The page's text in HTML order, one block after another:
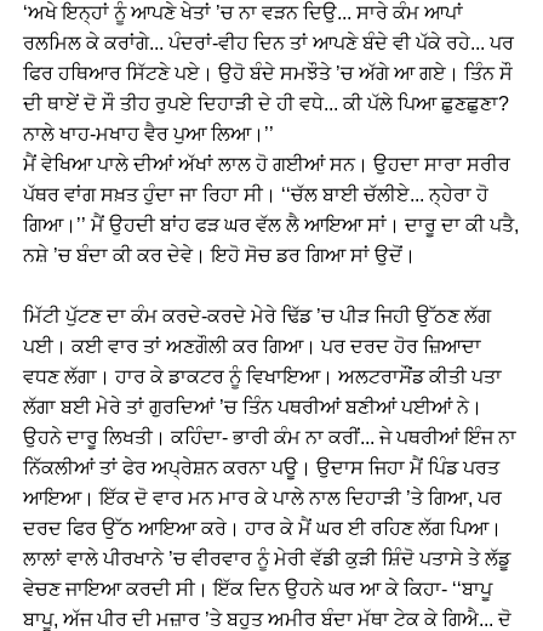
‘ਅਖੇ ਇਨ੍ਹਾਂ ਨੂੰ ਆਪਣੇ ਖੇਤਾਂ ’ਚ ਨਾ ਵੜਨ ਦਿਉ... ਸਾਰੇ ਕੰਮ ਆਪਾਂ
ਰਲਮਿਲ ਕੇ ਕਰਾਂਗੇ... ਪੰਦਰਾਂ-ਵੀਹ ਦਿਨ ਤਾਂ ਆਪਣੇ ਬੰਦੇ ਵੀ ਪੱਕੇ ਰਹੇ... ਪਰ
ਫਿਰ ਹਥਿਆਰ ਸਿੱਟਣੇ ਪਏ। ਉਹੋ ਬੰਦੇ ਸਮਝੌਤੇ ’ਚ ਅੱਗੇ ਆ ਗਏ। ਤਿੰਨ ਸੌ
ਦੀ ਥਾਏਂ ਦੋ ਸੌ ਤੀਹ ਰੁਪਏ ਦਿਹਾੜੀ ਦੇ ਹੀ ਵਧੇ... ਕੀ ਪੱਲੇ ਪਿਆ ਛੁਣਛੁਣਾ?
ਨਾਲੇ ਖਾਹ-ਮਖਾਹ ਵੈਰ ਪੁਆ ਲਿਆ।’’
ਮੈਂ ਵੇਖਿਆ ਪਾਲੇ ਦੀਆਂ ਅੱਖਾਂ ਲਾਲ ਹੋ ਗਈਆਂ ਸਨ। ਉਹਦਾ ਸਾਰਾ ਸਰੀਰ
ਪੱਥਰ ਵਾਂਗ ਸਖ਼ਤ ਹੁੰਦਾ ਜਾ ਰਿਹਾ ਸੀ। ‘‘ਚੱਲ ਬਾਈ ਚੱਲੀਏ... ਨ੍ਹੇਰਾ ਹੋ
ਗਿਆ।’’ ਮੈਂ ਉਹਦੀ ਬਾਂਹ ਫੜ ਘਰ ਵੱਲ ਲੈ ਆਇਆ ਸਾਂ। ਦਾਰੂ ਦਾ ਕੀ ਪਤੈ,
ਨਸ਼ੇ ’ਚ ਬੰਦਾ ਕੀ ਕਰ ਦੇਵੇ। ਇਹੋ ਸੋਚ ਡਰ ਗਿਆ ਸਾਂ ਉਦੋਂ।
ਮਿੱਟੀ ਪੁੱਟਣ ਦਾ ਕੰਮ ਕਰਦੇ-ਕਰਦੇ ਮੇਰੇ ਢਿੱਡ ’ਚ ਪੀੜ ਜਿਹੀ ਉੱਠਣ ਲੱਗ
ਪਈ। ਕਈ ਵਾਰ ਤਾਂ ਅਣਗੌਲੀ ਕਰ ਗਿਆ। ਪਰ ਦਰਦ ਹੋਰ ਜ਼ਿਆਦਾ
ਵਧਣ ਲੱਗਾ। ਹਾਰ ਕੇ ਡਾਕਟਰ ਨੂੰ ਵਿਖਾਇਆ। ਅਲਟਰਾਸੌਂਡ ਕੀਤੀ ਪਤਾ
ਲੱਗਾ ਬਈ ਮੇਰੇ ਤਾਂ ਗੁਰਦਿਆਂ ’ਚ ਤਿੰਨ ਪਥਰੀਆਂ ਬਣੀਆਂ ਪਈਆਂ ਨੇ।
ਉਹਨੇ ਦਾਰੂ ਲਿਖਤੀ। ਕਹਿੰਦਾ- ਭਾਰੀ ਕੰਮ ਨਾ ਕਰੀਂ... ਜੇ ਪਥਰੀਆਂ ਇੰਜ ਨਾ
ਨਿੱਕਲੀਆਂ ਤਾਂ ਫੇਰ ਅਪ੍ਰੇਸ਼ਨ ਕਰਨਾ ਪਊ। ਉਦਾਸ ਜਿਹਾ ਮੈਂ ਪਿੰਡ ਪਰਤ
ਆਇਆ। ਇੱਕ ਦੋ ਵਾਰ ਮਨ ਮਾਰ ਕੇ ਪਾਲੇ ਨਾਲ ਦਿਹਾੜੀ ’ਤੇ ਗਿਆ, ਪਰ
ਦਰਦ ਫਿਰ ਉੱਠ ਆਇਆ ਕਰੇ। ਹਾਰ ਕੇ ਮੈਂ ਘਰ ਈ ਰਹਿਣ ਲੱਗ ਪਿਆ।
ਲਾਲਾਂ ਵਾਲੇ ਪੀਰਖਾਨੇ ’ਚ ਵੀਰਵਾਰ ਨੂੰ ਮੇਰੀ ਵੱਡੀ ਕੁੜੀ ਸ਼ਿੰਦੋ ਪਤਾਸੇ ਤੇ ਲੱਡੂ
ਵੇਚਣ ਜਾਇਆ ਕਰਦੀ ਸੀ। ਇੱਕ ਦਿਨ ਉਹਨੇ ਘਰ ਆ ਕੇ ਕਿਹਾ- ‘‘ਬਾਪੂ
ਬਾਪੂ, ਅੱਜ ਪੀਰ ਦੀ ਮਜ਼ਾਰ ’ਤੇ ਬਹੁਤ ਅਮੀਰ ਬੰਦਾ ਮੱਥਾ ਟੇਕ ਕੇ ਗਿਐ... ਦੋ